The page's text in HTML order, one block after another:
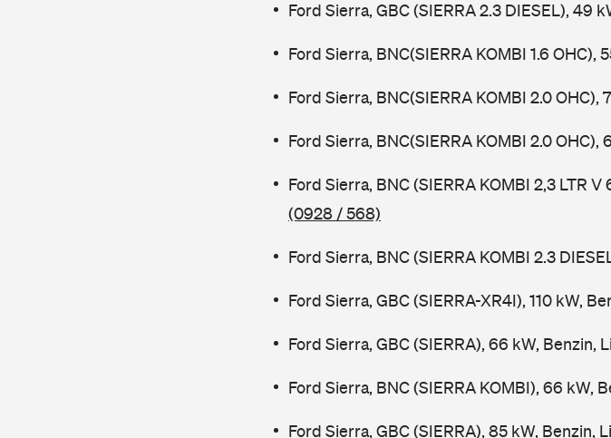
Ford Sierra, GBC (SIERRA 2.3 DIESEL), 49
Ford Sierra, BNC(SIERRA KOMBI 1.6 OHC),
Ford Sierra, BNC(SIERRA KOMBI 2.0 OHC),
Ford Sierra, BNC(SIERRA KOMBI 2.0
Ford Sierra, BNC (SIERRA KOMBI 2,3 LTR
(0928 / 568)
Ford Sierra, BNC (SIERRA KOMBI 2.3
Ford Sierra, GBC (SIERRA-XR4I), 110 kW,
Ford Sierra, GBC (SIERRA), 66 kW, Benzin,
Ford Sierra, BNC (SIERRA KOMBI), 66 kW,
Ford Sierra, GBC (SIERRA), 85 kW, Benzin,